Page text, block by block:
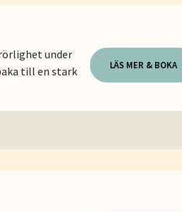
under
till en stark
LÄS MER & BOKA